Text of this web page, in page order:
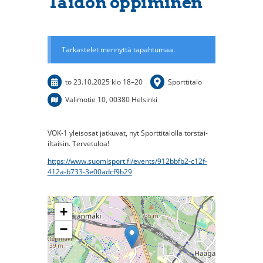
Tarkastelet mennyttä tapahtumaa.
to 23.10.2025 klo 18–20
Sporttitalo
Valimotie 10, 00380 Helsinki
VOK-1 yleisosat jatkuvat, nyt Sporttitalolla torstai-
iltaisin. Tervetuloa!
https://www.suomisport.fi/events/912bbfb2-c12f-
412a-b733-3e00adcf9b29
+
−